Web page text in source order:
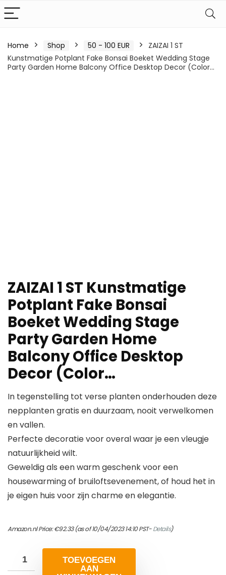
Home Shop 50 - 100 EUR
ZAIZAI 1 ST
Kunstmatige Potplant Fake Bonsai Boeket Wedding Stage
Party Garden Home Balcony Office Desktop Decor (Color…
ZAIZAI 1 ST Kunstmatige
Potplant Fake Bonsai
Boeket Wedding Stage
Party Garden Home
Balcony Office Desktop
Decor (Color…
In tegenstelling tot verse planten onderhouden deze
nepplanten gratis en duurzaam, nooit verwelkomen
en vallen.
Perfecte decoratie voor overal waar je een vleugje
natuurlijkheid wilt.
Geweldig als een warm geschenk voor een
housewarming of bruiloftsevenement, of houd het in
je eigen huis voor zijn charme en elegantie.
Amazon.nl Price:€92.33(as of 10/04/2023 14:10 PST-Details)
TOEVOEGEN
AAN